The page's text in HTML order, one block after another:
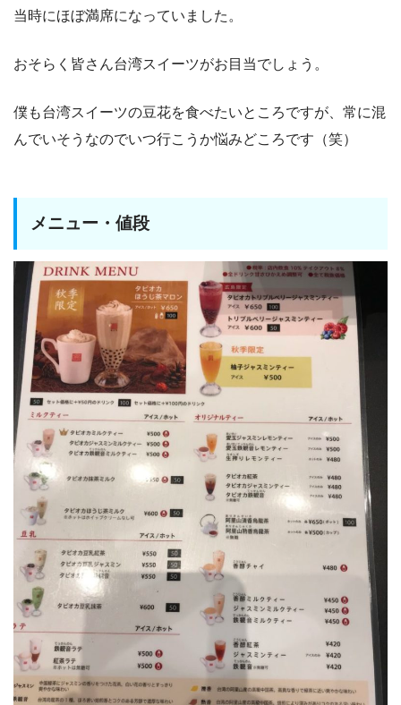
当時にほぼ満席になっていました。
おそらく皆さん台湾スイーツがお目当でしょう。
僕も台湾スイーツの豆花を食べたいところですが、常に混
んでいそうなのでいつ行こうか悩みどころです（笑）
メニュー・値段